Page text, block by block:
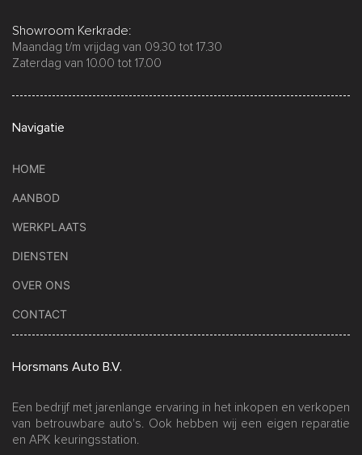
Showroom Kerkrade:
Maandag t/m vrijdag van 09.30 tot 17.30
Zaterdag van 10.00 tot 17.00
Navigatie
HOME
AANBOD
WERKPLAATS
DIENSTEN
OVER ONS
CONTACT
Horsmans Auto B.V.
Een bedrijf met jarenlange ervaring in het inkopen en verkopen
van betrouwbare auto's. Ook hebben wij een eigen reparatie
en APK keuringsstation.